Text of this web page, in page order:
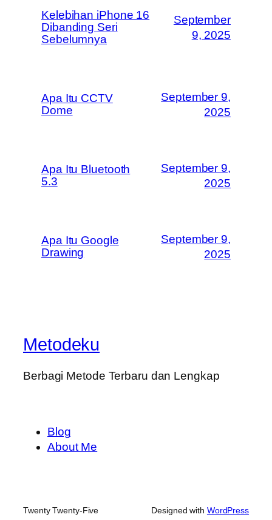
Kelebihan iPhone 16
Dibanding Seri
Sebelumnya
September
9, 2025
Apa Itu CCTV
Dome
September 9,
2025
Apa Itu Bluetooth
5.3
September 9,
2025
Apa Itu Google
Drawing
September 9,
2025
Metodeku
Berbagi Metode Terbaru dan Lengkap
Blog
About Me
Twenty Twenty-Five Designed with WordPress